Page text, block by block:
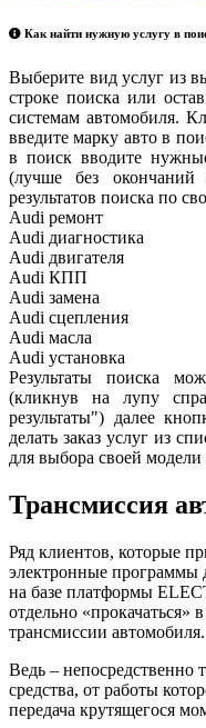
Как найти нужную услугу в
Выберите вид услуг из
строке поиска или
системам автомобиля.
введите марку авто в
в поиск вводите
(лучше без
результатов поиска по
Audi ремонт
Audi диагностика
Audi двигателя
Audi КПП
Audi замена
Audi сцепления
Audi масла
Audi установка
Результаты поиска
(кликнув на лупу
результаты") далее
делать заказ услуг из
для выбора своей модели
Трансмиссия
Ряд клиентов, которые
электронные программы
на базе платформы
отдельно «прокачаться»
трансмиссии автомобиля.
Ведь – непосредственно
средства, от работы
передача крутящегося